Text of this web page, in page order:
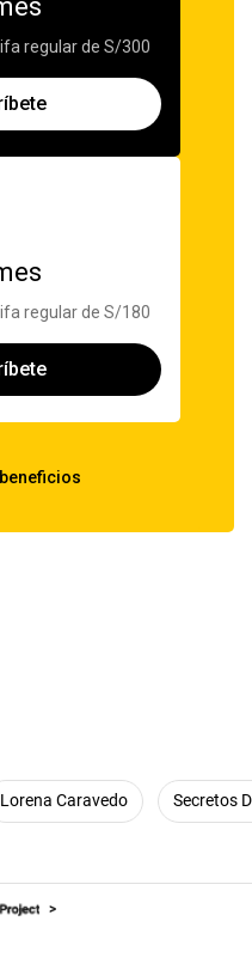
Lorena Caravedo Secretos